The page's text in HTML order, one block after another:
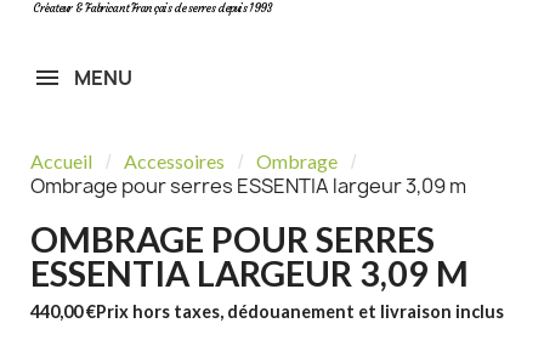
Créateur & Fabricant Français de serres depuis 1993
MENU
Accueil Accessoires Ombrage
Ombrage pour serres ESSENTIA largeur 3,09 m
OMBRAGE POUR SERRES
ESSENTIA LARGEUR 3,09 M
440,00 €Prix hors taxes, dédouanement et livraison inclus